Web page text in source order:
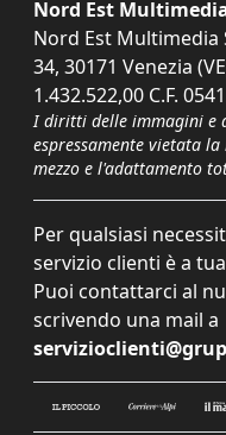
Nord Est
Nord Est Multimedia
34, 30171 Venezia
1.432.522,00 C.F.
I diritti delle immagini e
espressamente vietata
mezzo e l'adattamento
Per qualsiasi
servizio clienti è a
Puoi contattarci al
scrivendo una mail a